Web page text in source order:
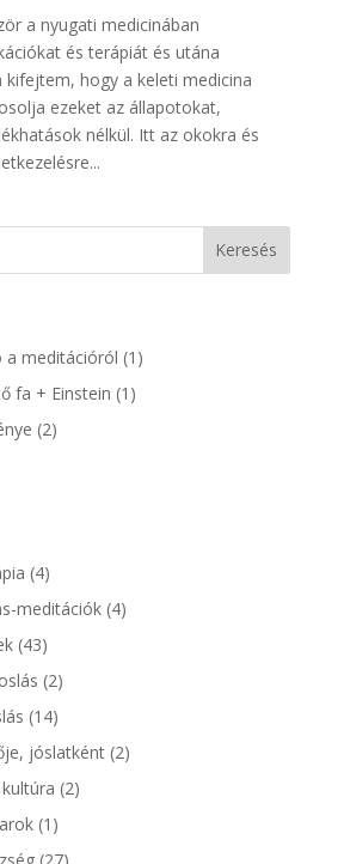
a nyugati medicinában
és terápiát és utána
kifejtem, hogy a keleti medicina
ezeket az állapotokat,
nélkül. Itt az okokra és
a meditációról (1)
fa + Einstein (1)
(2)
(4)
meditációk(4)
(43)
(2)
(14)
jóslatként(2)
(2)
(1)
(27)